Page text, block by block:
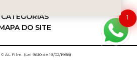
CATEGORIAS
MAPA DO SITE
AL Film. (Lei 9610 de 19/02/1998)
1